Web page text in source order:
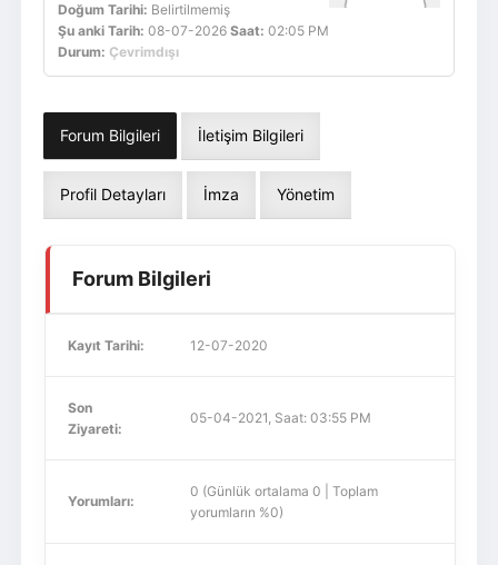
Doğum Tarihi: Belirtilmemiş
Şu anki Tarih: 08-07-2026 Saat: 02:05 PM
Durum: Çevrimdışı
Forum Bilgileri İletişim Bilgileri
Profil Detayları İmza Yönetim
Forum Bilgileri
Kayıt Tarihi: 12-07-2020
Son
Ziyareti:
05-04-2021, Saat: 03:55 PM
Yorumları:
0 (Günlük ortalama 0 | Toplam
yorumların %0)